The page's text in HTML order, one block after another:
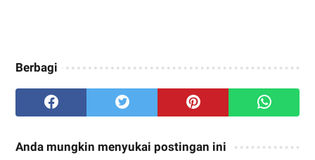
Berbagi
Anda mungkin menyukai postingan ini